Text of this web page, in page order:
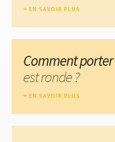
EN SAVOIR PLUS
Comment
est ronde ?
EN SAVOIR PLUS